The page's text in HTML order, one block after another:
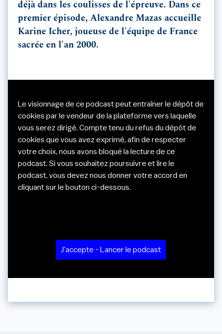
déjà dans les coulisses de l'épreuve. Dans ce
premier épisode, Alexandre Mazas accueille
Karine Icher, joueuse de l'équipe de France
sacrée en l'an 2000.
Le visionnage de ce podcast peut entraîner le dépôt de
cookies par le vendeur de la plateforme vers laquelle
vous serez dirigé. Compte tenu du refus du dépôt de
cookies que vous avez exprimé, afin de respecter
votre choix, nous avons bloqué la lecture de ce
podcast. Si vous souhaitez poursuivre et lire le
podcast, vous devez nous donner votre accord en
cliquant sur le bouton ci-dessous.
J'accepte - Lancer le podcast